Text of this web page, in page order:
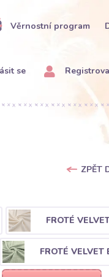
Věrnostní program
se
ZPĚT
FROTÉ
FROTÉ